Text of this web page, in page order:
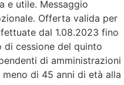
e utile. Messaggio
Offerta valida per
dal 1.08.2023 fino
di cessione del quinto
di amministrazioni
di 45 anni di età alla